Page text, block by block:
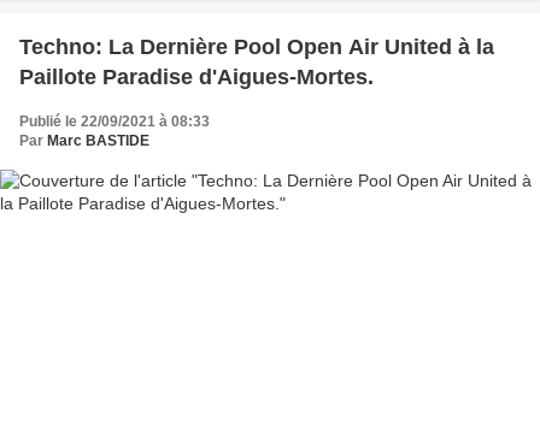
Techno: La Dernière Pool Open Air United à la
Paillote Paradise d'Aigues-Mortes.
Publié le 22/09/2021 à 08:33
Par Marc BASTIDE